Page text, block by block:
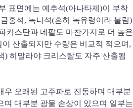
표면에는 예추석(아나타제)이 부착
홍석, 녹니석(흔히 녹유령이라 불림)
키스탄과 네팔도 마찬가지로 더 높은
산출되지만 수량은 비교적 적으며,
) 히말라야 크리스탈도 자주 산출됩
우 오래된 고주파로 진동하며 대부분
며 대부분 광물 손상이 있으며 일부는